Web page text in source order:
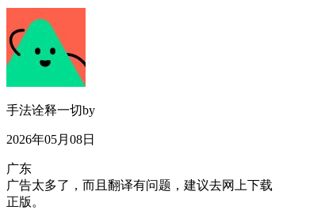
手法诠释一切by
2026年05月08日
广东
广告太多了，而且翻译有问题，建议去网上下载
正版。